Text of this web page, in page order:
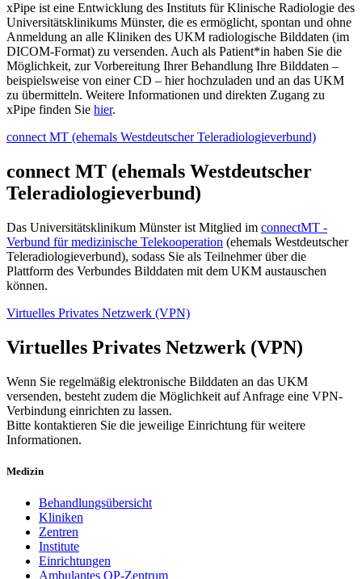
xPipe ist eine Entwicklung des Instituts für Klinische Radiologie des
Universitätsklinikums Münster, die es ermöglicht, spontan und ohne
Anmeldung an alle Kliniken des UKM radiologische Bilddaten (im
DICOM-Format) zu versenden. Auch als Patient*in haben Sie die
Möglichkeit, zur Vorbereitung Ihrer Behandlung Ihre Bilddaten –
beispielsweise von einer CD – hier hochzuladen und an das UKM
zu übermitteln. Weitere Informationen und direkten Zugang zu
xPipe finden Sie hier.
connect MT (ehemals Westdeutscher Teleradiologieverbund)
connect MT (ehemals Westdeutscher
Teleradiologieverbund)
Das Universitätsklinikum Münster ist Mitglied im connectMT -
Verbund für medizinische Telekooperation (ehemals Westdeutscher
Teleradiologieverbund), sodass Sie als Teilnehmer über die
Plattform des Verbundes Bilddaten mit dem UKM austauschen
können.
Virtuelles Privates Netzwerk (VPN)
Virtuelles Privates Netzwerk (VPN)
Wenn Sie regelmäßig elektronische Bilddaten an das UKM
versenden, besteht zudem die Möglichkeit auf Anfrage eine VPN-
Verbindung einrichten zu lassen.
Bitte kontaktieren Sie die jeweilige Einrichtung für weitere
Informationen.
Medizin
Behandlungsübersicht
Kliniken
Zentren
Institute
Einrichtungen
Ambulantes OP-Zentrum